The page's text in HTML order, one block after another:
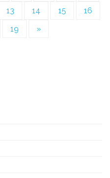
13 14 15
16
19 »